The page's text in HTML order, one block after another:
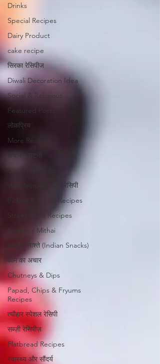
Drinks
Special Recipes
Dairy Product
cake recipe
सिरका रेसिपीज
Diwali Decoration Idea
Social & Religious
Featured Posts
लोकप्रिय
More Recipes
अचार - चटनी
Cleaning Hacks
Vrat Recipes | व्रत रेसिपी
Pickles & Achar Recipes
Street Food Recipes
Sweets / Mithai
भारतीय नाश्ते (Indian Snacks)
आम का अचार
Chutneys & Dips
Papad, Chips & Fryums
Recipes
त्यौहार स्पेशल रेसिपी
सब्ज़ी रेसिपीज़
Flatbread Recipes
स्वास्थ्य और सौंदर्य